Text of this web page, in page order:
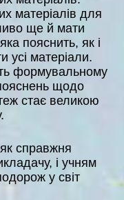
матеріалів для
ще й мати
пояснить, як і
усі матеріали.
формувальному
щодо
стає великою
справжня
і учням
у світ